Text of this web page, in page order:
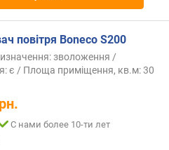
повітря Boneco S200
зволоження /
є / Площа приміщення, кв.м: 30
С нами более 10-ти лет